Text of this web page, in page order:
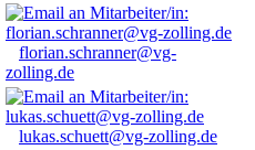
florian.schranner@vg-
zolling.de
lukas.schuett@vg-zolling.de